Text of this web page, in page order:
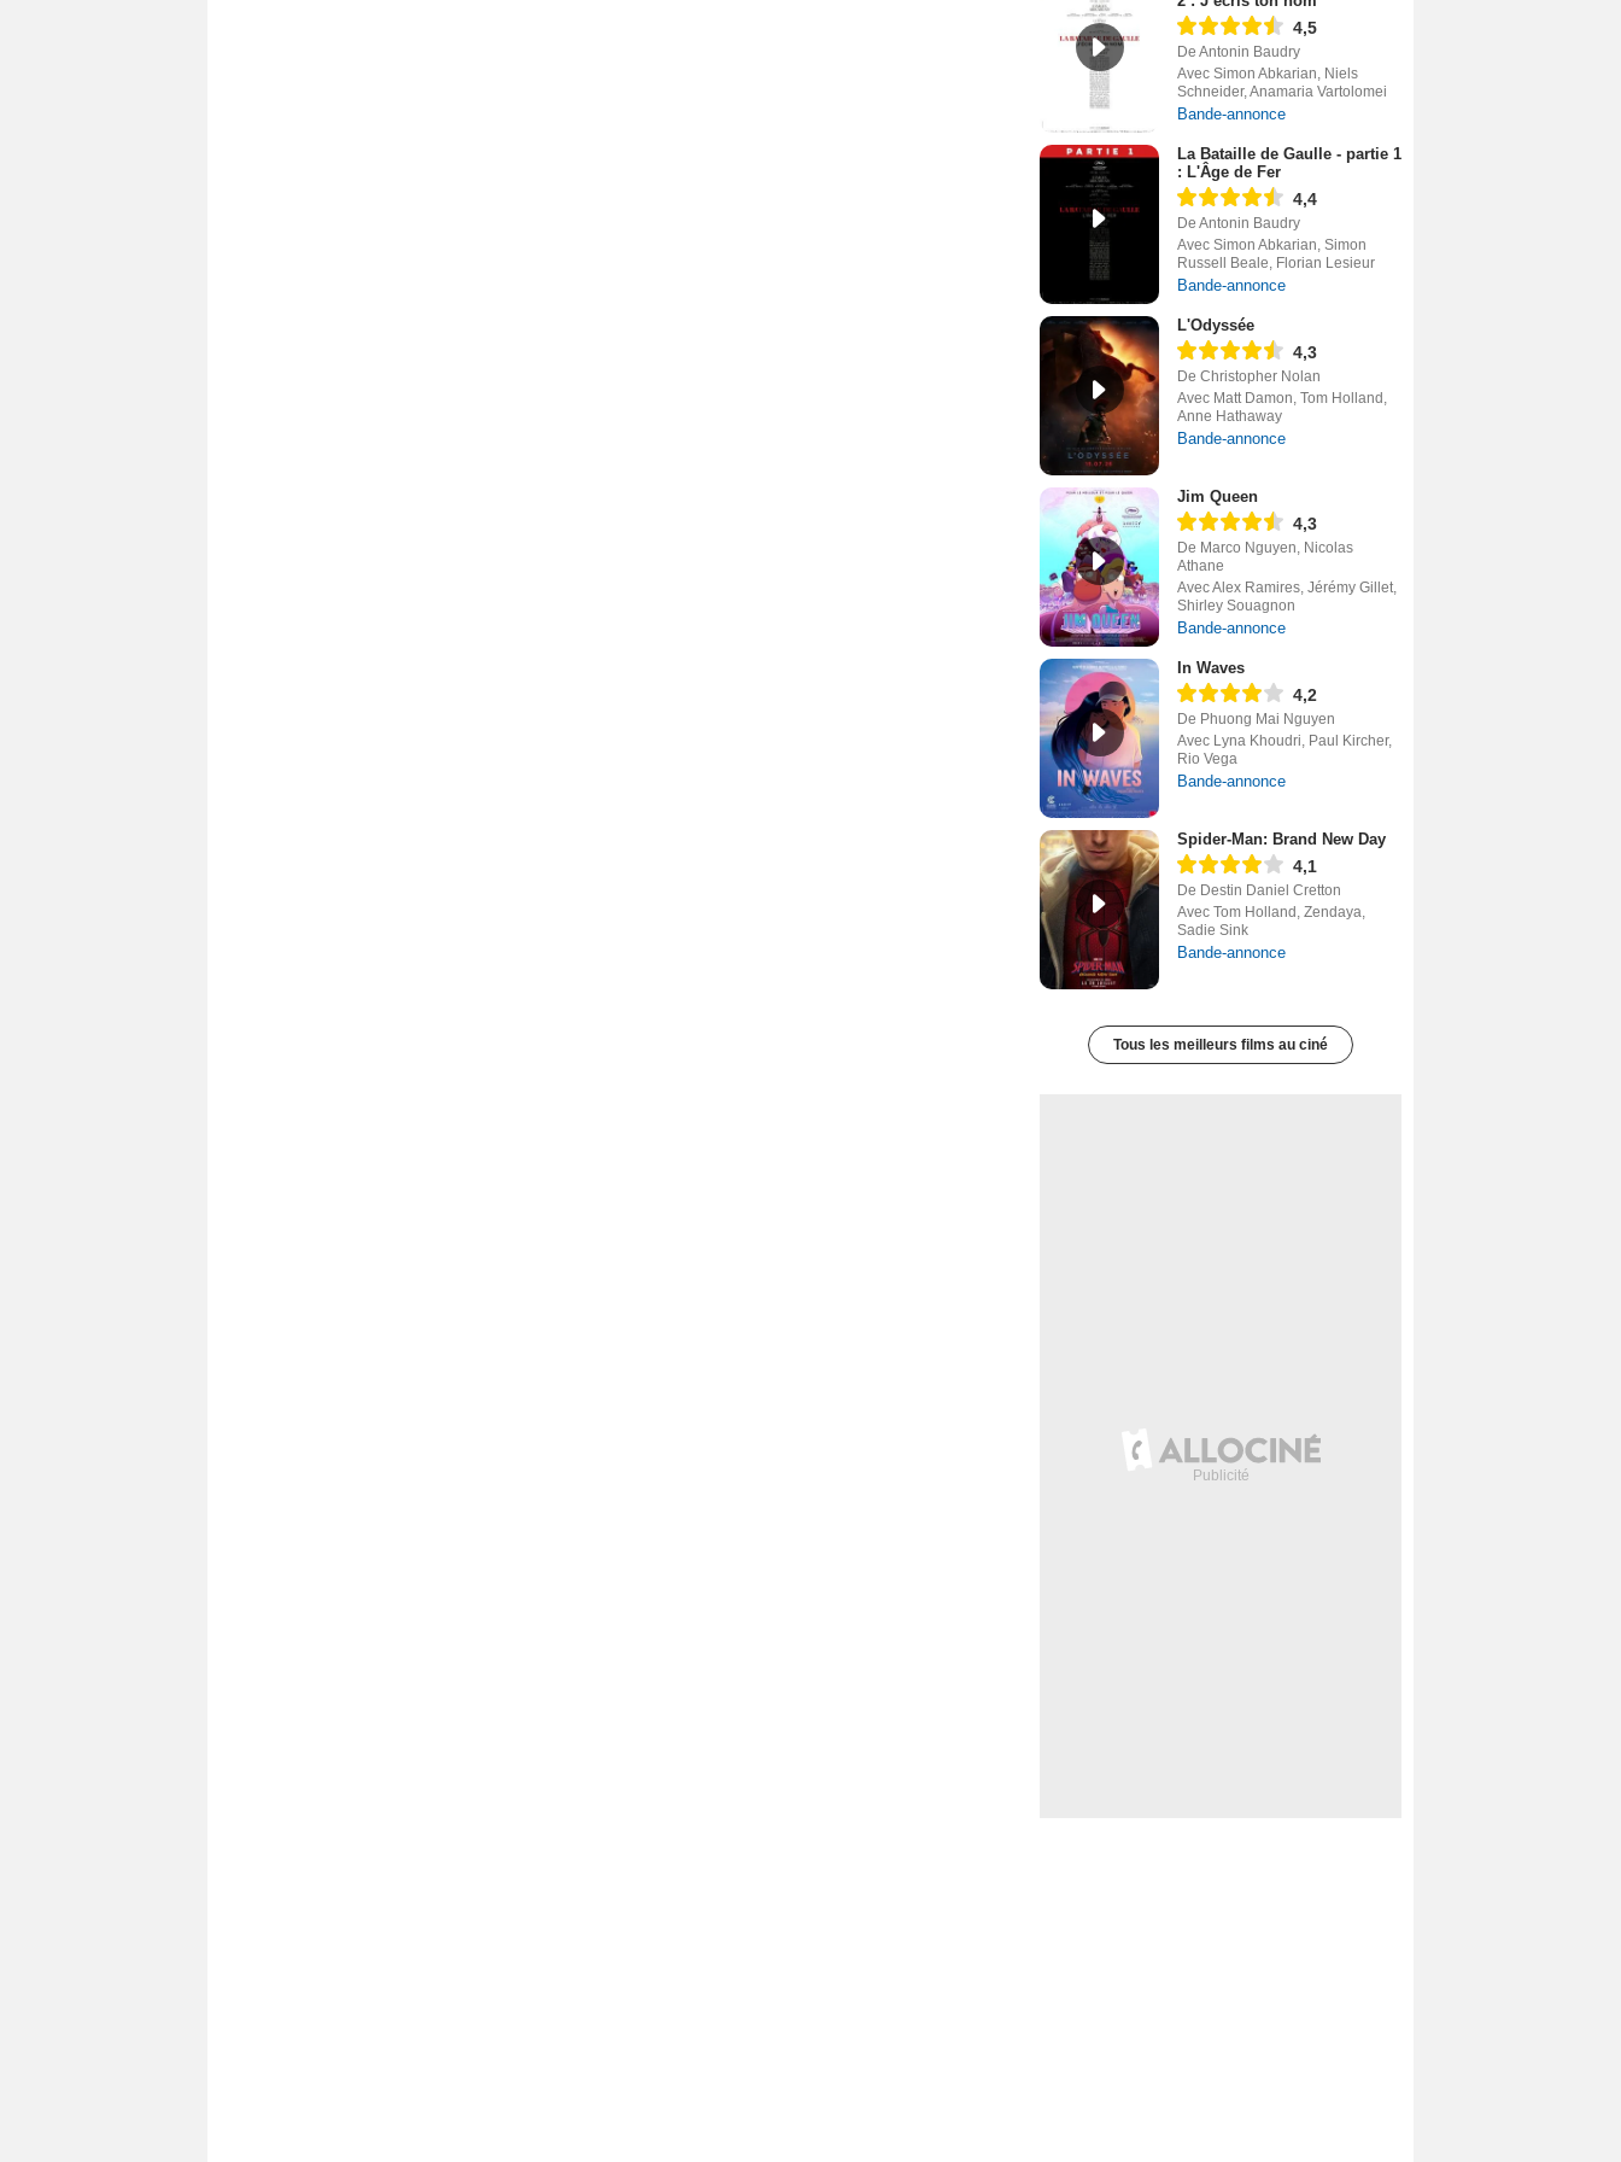
4,5
De Antonin Baudry
Avec Simon Abkarian, Niels
Schneider, Anamaria Vartolomei
Bande-annonce
La Bataille de Gaulle - partie 1
: L'Âge de Fer
4,4
De Antonin Baudry
Avec Simon Abkarian, Simon
Russell Beale, Florian Lesieur
Bande-annonce
L'Odyssée
4,3
De Christopher Nolan
Avec Matt Damon, Tom Holland,
Anne Hathaway
Bande-annonce
Jim Queen
4,3
De Marco Nguyen, Nicolas
Athane
Avec Alex Ramires, Jérémy Gillet,
Shirley Souagnon
Bande-annonce
In Waves
4,2
De Phuong Mai Nguyen
Avec Lyna Khoudri, Paul Kircher,
Rio Vega
Bande-annonce
Spider-Man: Brand New Day
4,1
De Destin Daniel Cretton
Avec Tom Holland, Zendaya,
Sadie Sink
Bande-annonce
Tous les meilleurs films au ciné